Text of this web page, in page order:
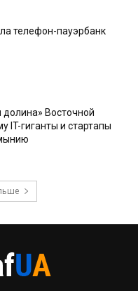
телефон-пауэрбанк
долина» Восточной
IT-гиганты и стартапы